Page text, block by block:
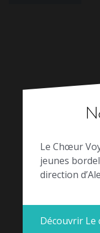
Le Chœur
jeunes
direction
Découvrir